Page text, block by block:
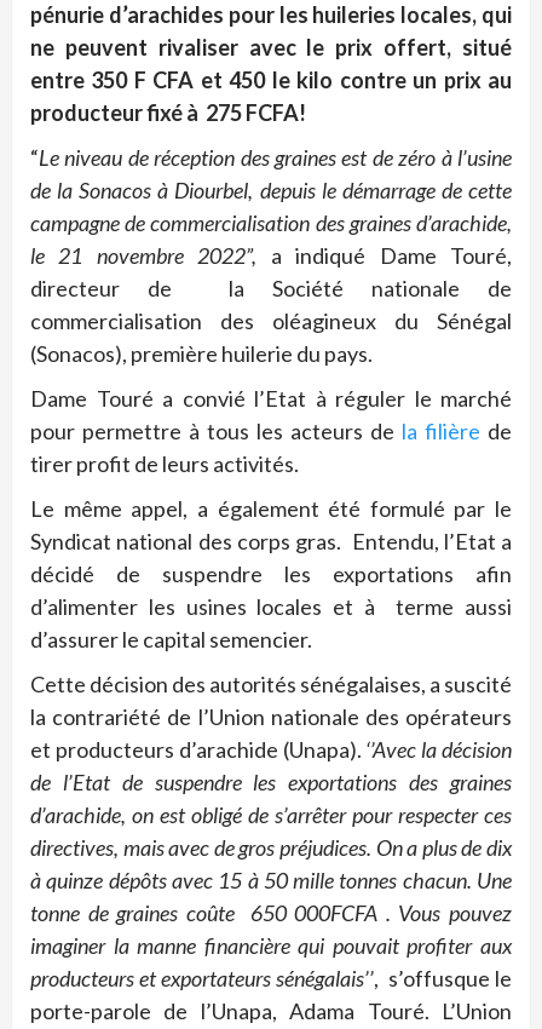
pénurie d’arachides pour les huileries locales, qui
ne peuvent rivaliser avec le prix offert, situé
entre 350 F CFA et 450 le kilo contre un prix au
producteur fixé à 275 FCFA!
“Le niveau de réception des graines est de zéro à l’usine
de la Sonacos à Diourbel, depuis le démarrage de cette
campagne de commercialisation des graines d’arachide,
le 21 novembre 2022”, a indiqué Dame Touré,
directeur de la Société nationale de
commercialisation des oléagineux du Sénégal
(Sonacos), première huilerie du pays.
Dame Touré a convié l’Etat à réguler le marché
pour permettre à tous les acteurs de la filière de
tirer profit de leurs activités.
Le même appel, a également été formulé par le
Syndicat national des corps gras. Entendu, l’Etat a
décidé de suspendre les exportations afin
d’alimenter les usines locales et à terme aussi
d’assurer le capital semencier.
Cette décision des autorités sénégalaises, a suscité
la contrariété de l’Union nationale des opérateurs
et producteurs d’arachide (Unapa). ‘’Avec la décision
de l’Etat de suspendre les exportations des graines
d’arachide, on est obligé de s’arrêter pour respecter ces
directives, mais avec de gros préjudices. On a plus de dix
à quinze dépôts avec 15 à 50 mille tonnes chacun. Une
tonne de graines coûte 650 000FCFA . Vous pouvez
imaginer la manne financière qui pouvait profiter aux
producteurs et exportateurs sénégalais’’, s’offusque le
porte-parole de l’Unapa, Adama Touré. L’Union